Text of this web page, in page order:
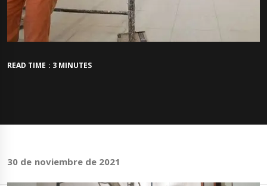
READ TIME : 3 MINUTES
30 de noviembre de 2021